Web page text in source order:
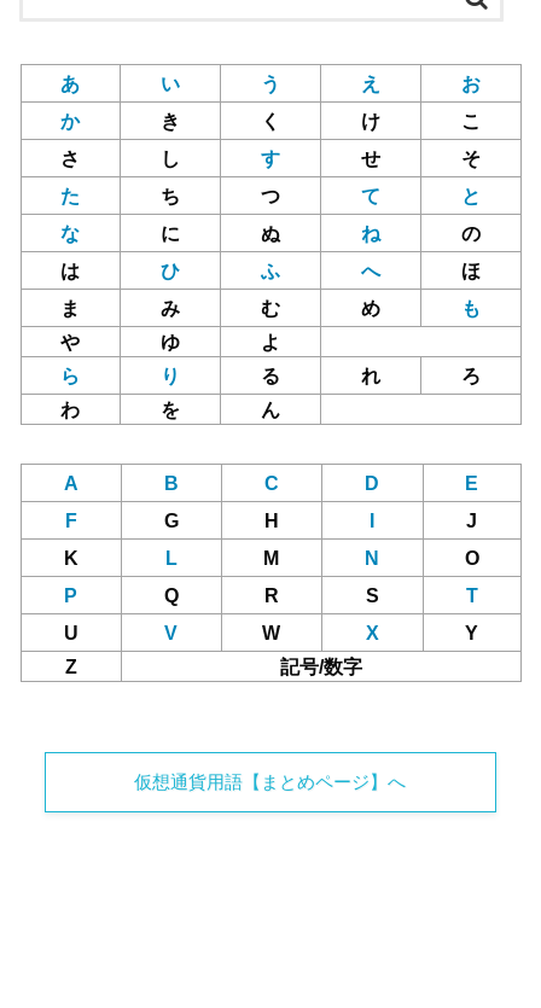
あ い う え
お
か
き く け
こ
さ
し す せ
そ
た
ち つ て
と
な
に ぬ ね
の
は
ひ ふ へ
ほ
ま
み む め
も
や
ゆ
よ
ら
り る れ
ろ
わ
を ん
A B C D
E
F
G H
J
K
L M N
O
P
Q R S
T
U
V W X
Y
Z
記号/数字
仮想通貨用語【まとめページ】へ